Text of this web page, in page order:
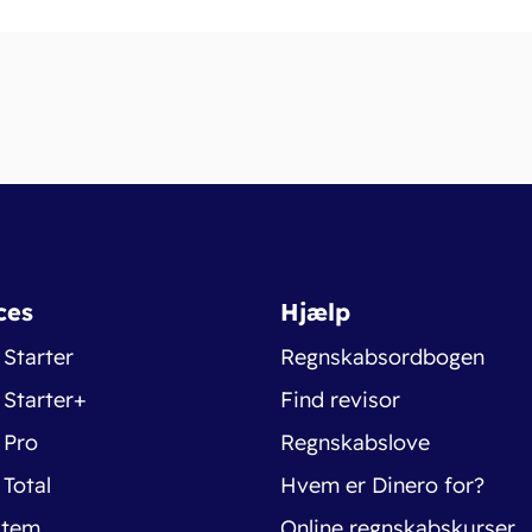
Hjælp
Regnskabsordbogen
Find revisor
Regnskabslove
Hvem er Dinero for?